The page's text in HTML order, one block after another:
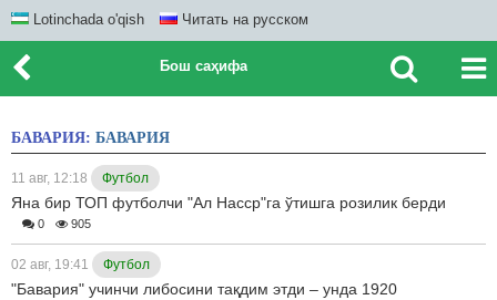
Lotinchada o'qish Читать на русском
Бош саҳифа
БАВАРИЯ: БАВАРИЯ
11 авг, 12:18 Футбол
Яна бир ТОП футболчи "Ал Насср"га ўтишга розилик берди
0 905
02 авг, 19:41 Футбол
"Бавария" учинчи либосини тақдим этди – унда 1920